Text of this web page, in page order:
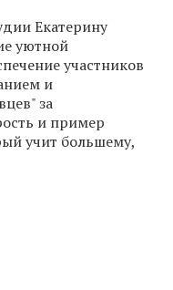
Екатерину
уютной
участников
и
за
и пример
учит большему,